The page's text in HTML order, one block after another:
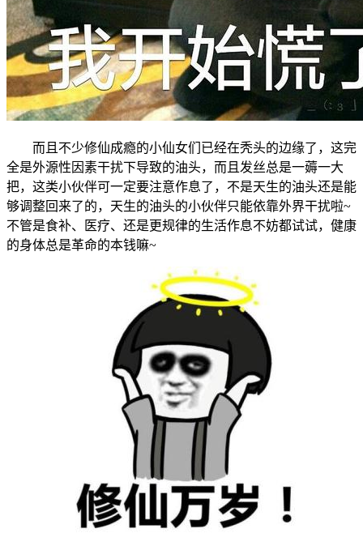
而且不少修仙成瘾的小仙女们已经在秃头的边缘了，这完
全是外源性因素干扰下导致的油头，而且发丝总是一薅一大
把，这类小伙伴可一定要注意作息了，不是天生的油头还是能
够调整回来了的，天生的油头的小伙伴只能依靠外界干扰啦~
不管是食补、医疗、还是更规律的生活作息不妨都试试，健康
的身体总是革命的本钱嘛~